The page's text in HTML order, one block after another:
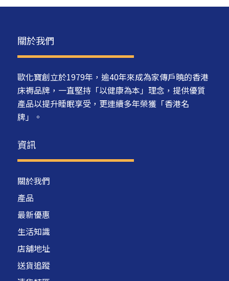
關於我們
歐化寶創立於1979年，逾40年來成為家傳戶曉的香港
床褥品牌，一直堅持「以健康為本」理念，提供優質
產品以提升睡眠享受，更連續多年榮獲「香港名
牌」。
資訊
關於我們
產品
最新優惠
生活知識
店舖地址
送貨追蹤